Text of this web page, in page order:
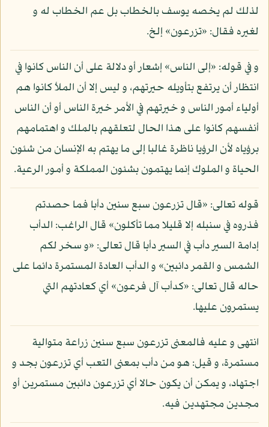
لذلك لم يخصه يوسف بالخطاب بل عم الخطاب له و
لغيره فقال: «تزرعون» إلخ.
و في قوله: «إلى الناس» إشعار أو دلالة على أن الناس كانوا في
انتظار أن يرتفع بتأويله حيرتهم، و ليس إلا أن الملأ كانوا هم
أولياء أمور الناس و خيرتهم في الأمر خيرة الناس أو أن الناس
أنفسهم كانوا على هذا الحال لتعلقهم بالملك و اهتمامهم
برؤياه لأن الرؤيا ناظرة غالبا إلى ما يهتم به الإنسان من شئون
الحياة و الملوك إنما يهتمون بشئون المملكة و أمور الرعية.
قوله تعالى: «قال تزرعون سبع سنين دأبا فما حصدتم
فذروه في سنبله إلا قليلا مما تأكلون» قال الراغب: الدأب
إدامة السير دأب في السير دأبا قال تعالى: «و سخر لكم
الشمس و القمر دائبين» و الدأب العادة المستمرة دائما على
حاله قال تعالى: «كدأب آل فرعون» أي كعادتهم التي
يستمرون عليها.
انتهى و عليه فالمعنى تزرعون سبع سنين زراعة متوالية
مستمرة، و قيل: هو من دأب بمعنى التعب أي تزرعون بجد و
اجتهاد، و يمكن أن يكون حالا أي تزرعون دائبين مستمرين أو
مجدين مجتهدين فيه.